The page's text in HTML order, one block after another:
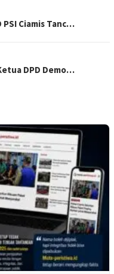
PSI Ciamis Tanc…
DPD Demo…